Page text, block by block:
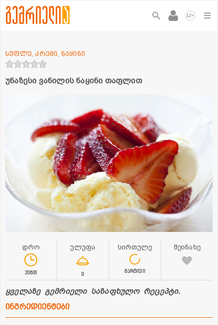
12+
უნაზესი ვანილის ნაყინი თაფლით
სუფლე, კრემი, ნაყინი
დრო
20წთ
ულუფა
0
სირთულე
მარტივი
შეინახე
ყველაზე გემრიელი საზაფხულო რეცეპტი.
ინგრედიენტები